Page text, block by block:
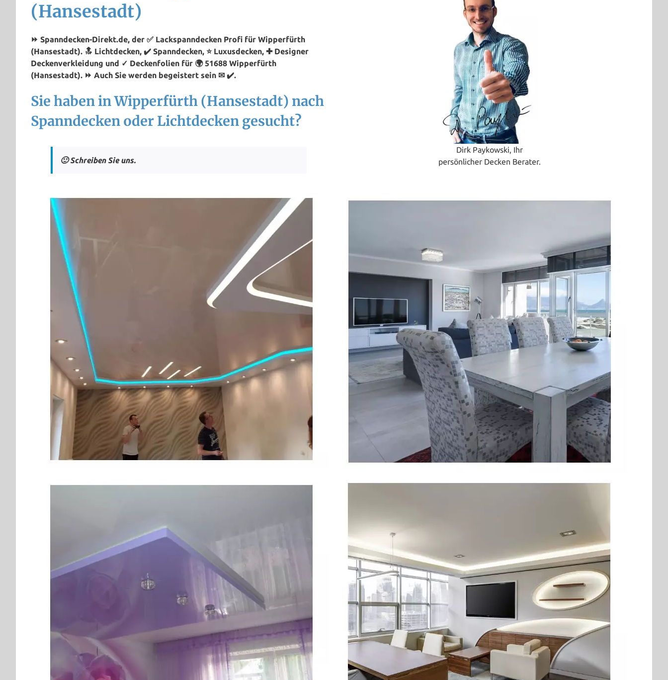
(Hansestadt)
⏩ Spanndecken-Direkt.de, der ✅ Lackspanndecken Profi für Wipperfürth
(Hansestadt). 🔝 Lichtdecken, ✔️ Spanndecken, ⭐ Luxusdecken, ✚ Designer
Deckenverkleidung und ✓ Deckenfolien für 🌍 51688 Wipperfürth
(Hansestadt). ⏩ Auch Sie werden begeistert sein ✉ ✔️.
Sie haben in Wipperfürth (Hansestadt) nach
Spanndecken oder Lichtdecken gesucht?
🙂 Schreiben Sie uns.
Dirk Paykowski, Ihr
persönlicher Decken Berater.